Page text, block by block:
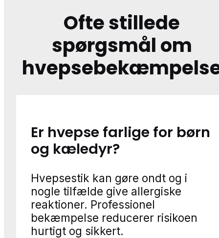
Ofte stillede
spørgsmål om
Er hvepse farlige for børn
og kæledyr?
Hvepsestik kan gøre ondt og i
nogle tilfælde give allergiske
reaktioner. Professionel
bekæmpelse reducerer risikoen
hurtigt og sikkert.